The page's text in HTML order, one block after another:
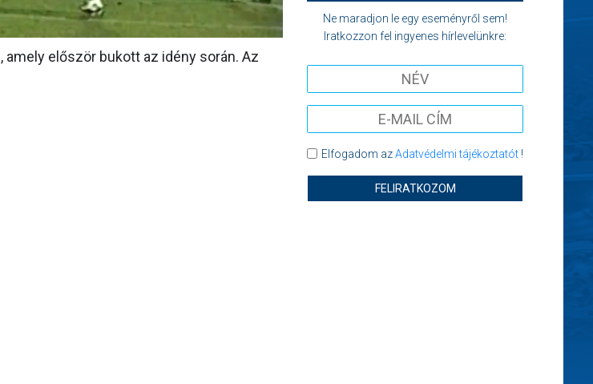
először bukott az idény során. Az
Ne maradjon le egy eseményről sem!
Iratkozzon fel ingyenes hírlevelünkre:
Elfogadom azAdatvédelmi tájékoztatót!
FELIRATKOZOM